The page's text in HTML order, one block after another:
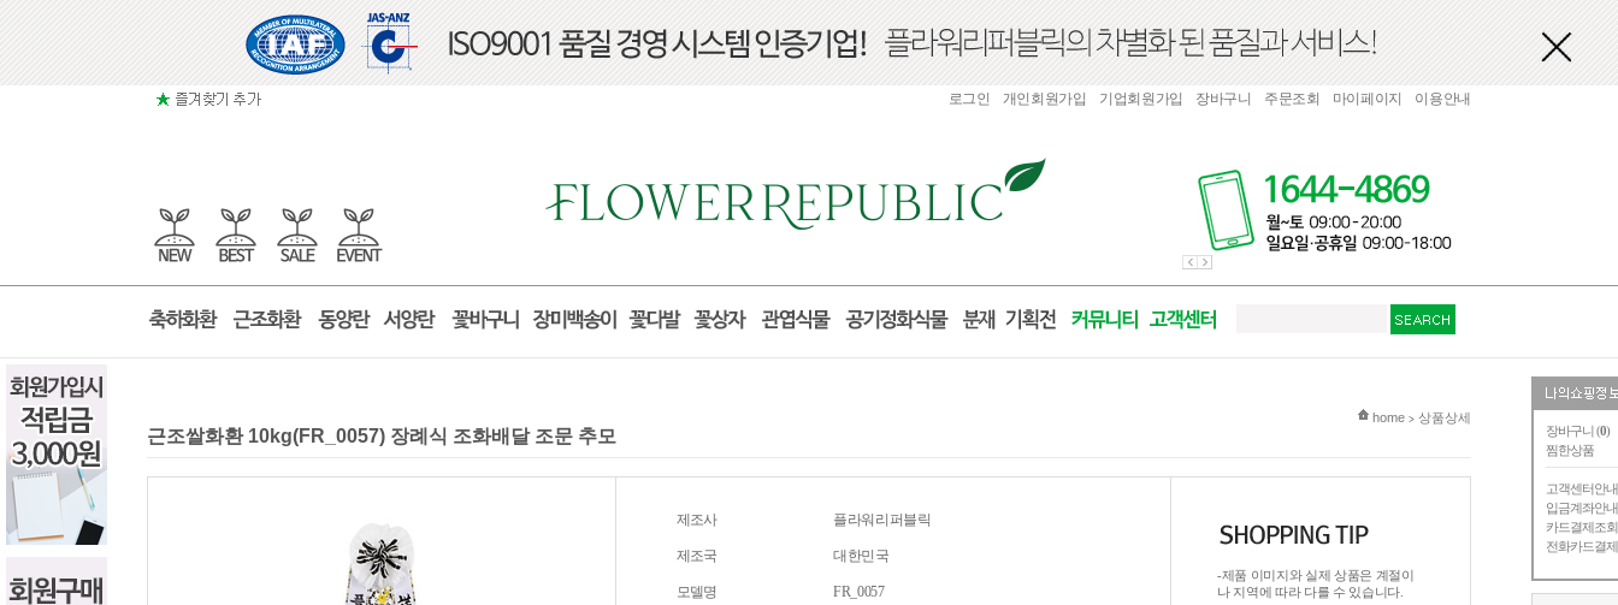
장바구니 (0)
찜한상품
고객센터안내
입금계좌안내
카드결제조회
전화카드결제
로그인 개인회원가입 기업회원가입 장바구니 주문조회 마이페이지 이용안내
현재 위치
home > 상품상세
근조쌀화환 10kg(FR_0057) 장례식 조화배달 조문 추모
제조사 플라워리퍼블릭
제조국 대한민국
모델명 FR_0057
-제품 이미지와 실제 상품은 계절이
나 지역에 따라 다를 수 있습니다.